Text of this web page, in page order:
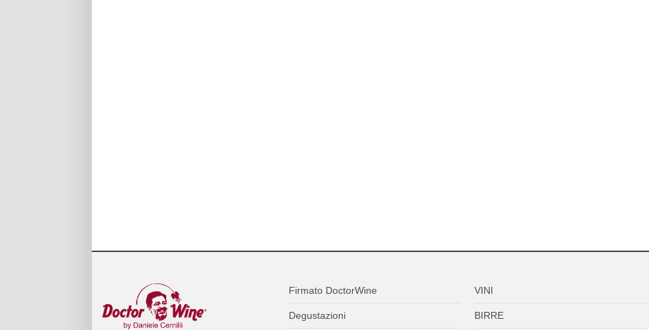
Firmato DoctorWine
Degustazioni
VINI
BIRRE